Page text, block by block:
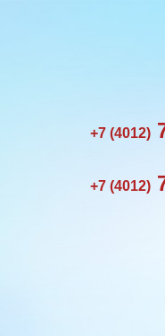
+7 (4012)
+7 (4012)